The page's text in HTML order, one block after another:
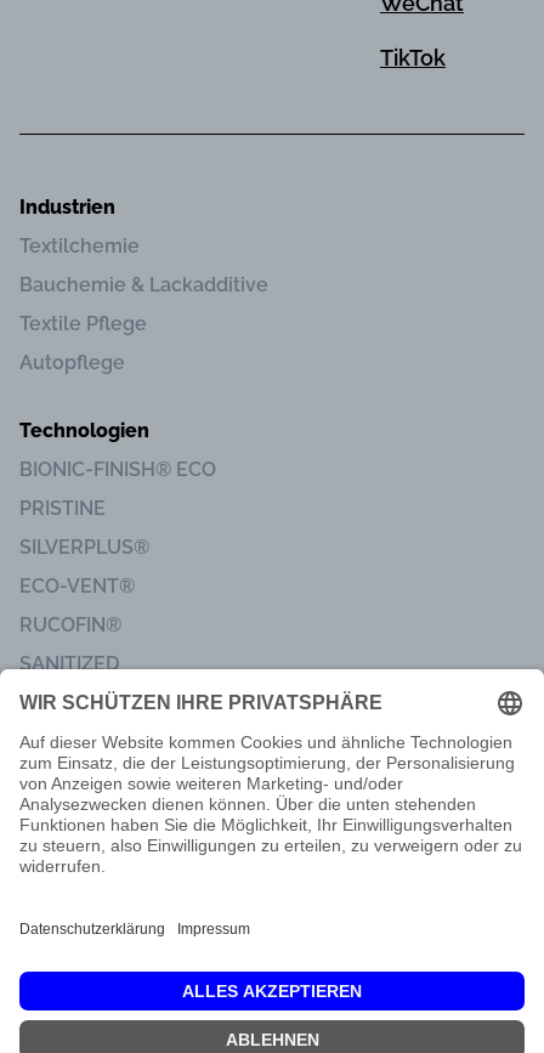
Gemeinsam Verantwortung übernehmen
TikTok
Industrien
Textilchemie
Bauchemie & Lackadditive
Textile Pflege
Autopflege
Technologien
BIONIC-FINISH® ECO
PRISTINE
SILVERPLUS®
ECO-VENT®
RUCOFIN®
SANITIZED
Impressum
Code of Conduct
Lieferbedingungen